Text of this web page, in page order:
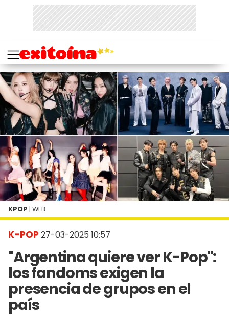
K-POP 27-03-2025 10:57
"Argentina quiere ver K-Pop":
los fandoms exigen la
presencia de grupos en el
país
KPOP | WEB